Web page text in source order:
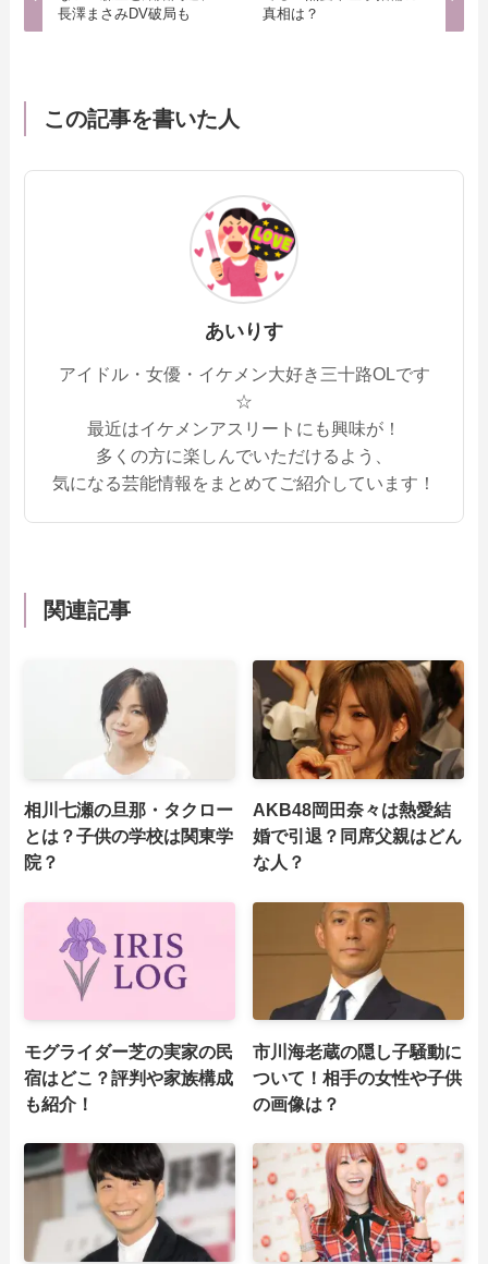
長澤まさみDV破局も
真相は？
この記事を書いた人
あいりす
アイドル・女優・イケメン大好き三十路OLです
☆
最近はイケメンアスリートにも興味が！
多くの方に楽しんでいただけるよう、
気になる芸能情報をまとめてご紹介しています！
関連記事
相川七瀬の旦那・タクロー
とは？子供の学校は関東学
院？
AKB48岡田奈々は熱愛結
婚で引退？同席父親はどん
な人？
モグライダー芝の実家の民
宿はどこ？評判や家族構成
も紹介！
市川海老蔵の隠し子騒動に
ついて！相手の女性や子供
の画像は？